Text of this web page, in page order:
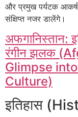
और प्रमुख पर्यटक
संक्षिप्त नजर डालेंगे।
अफगानिस्तान:
रंगीन झलक
Glimpse
Culture)
इतिहास